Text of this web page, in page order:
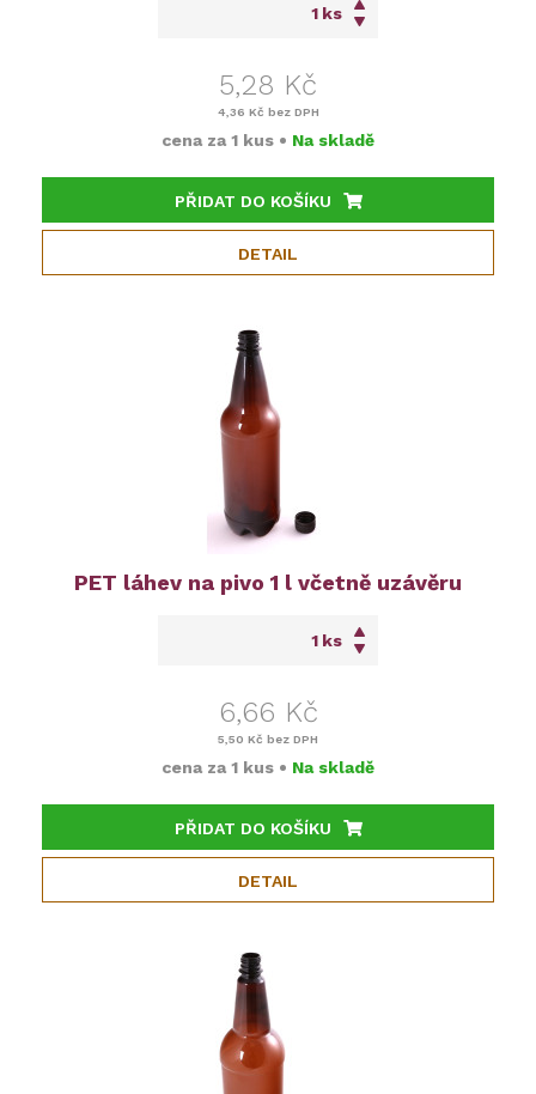
ks
5,28 Kč
4,36 Kč bez DPH
cena za 1 kus • Na skladě
PŘIDAT DO KOŠÍKU
DETAIL
PET láhev na pivo 1 l včetně uzávěru
ks
6,66 Kč
5,50 Kč bez DPH
cena za 1 kus • Na skladě
PŘIDAT DO KOŠÍKU
DETAIL